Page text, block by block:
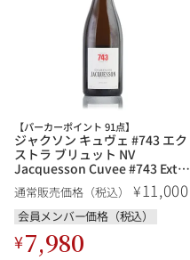
【パーカーポイント 91点】
ジャクソン キュヴェ #743 エク
ストラ ブリュット NV
Jacquesson Cuvee #743 Extra
Brut フランス シャンパン シャ
ンパーニュ
通常販売価格（税込） ¥11,000
会員メンバー価格（税込）
¥7,980